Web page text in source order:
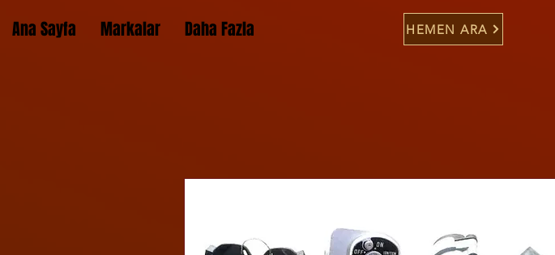
Ana Sayfa Markalar Daha Fazla HEMEN ARA